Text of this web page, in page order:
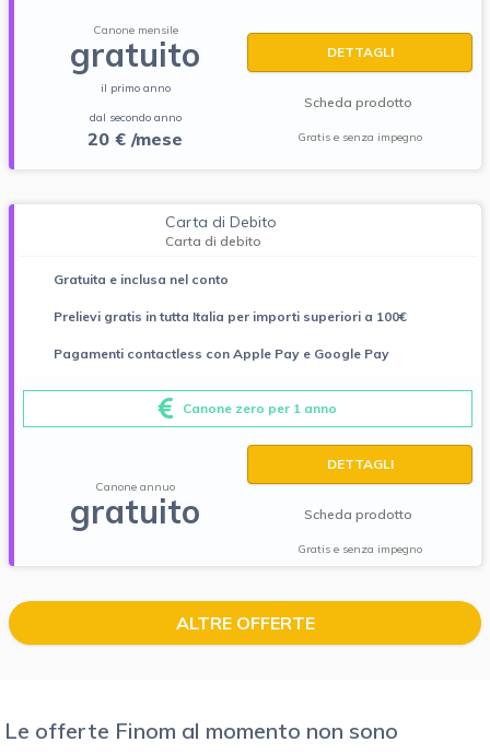
Canone mensile
gratuito
il primo anno
dal secondo anno
20 € /mese
DETTAGLI
Scheda prodotto
Gratis e senza impegno
Carta di Debito
Carta di debito
Gratuita e inclusa nel conto
Prelievi gratis in tutta Italia per importi superiori a 100€
Pagamenti contactless con Apple Pay e Google Pay
Canone zero per 1 anno
Canone annuo
gratuito
DETTAGLI
Scheda prodotto
Gratis e senza impegno
ALTRE OFFERTE
Le offerte Finom al momento non sono